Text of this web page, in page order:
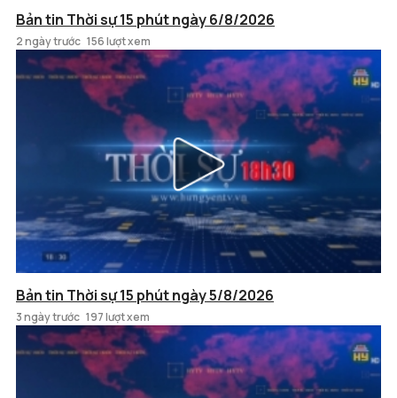
Bản tin Thời sự 15 phút ngày 6/8/2026
2 ngày trước 156 lượt xem
Bản tin Thời sự 15 phút ngày 5/8/2026
3 ngày trước 197 lượt xem